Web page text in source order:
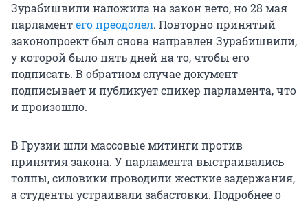
Зурабишвили наложила на закон вето, но 28 мая
парламентего преодолел. Повторно принятый
законопроект был снова направлен Зурабишвили,
у которой было пять дней на то, чтобы его
подписать. В обратном случае документ
подписывает и публикует спикер парламента, что
и произошло.
В Грузии шли массовые митинги против
принятия закона. У парламента выстраивались
толпы, силовики проводили жесткие задержания,
а студенты устраивали забастовки. Подробнее о